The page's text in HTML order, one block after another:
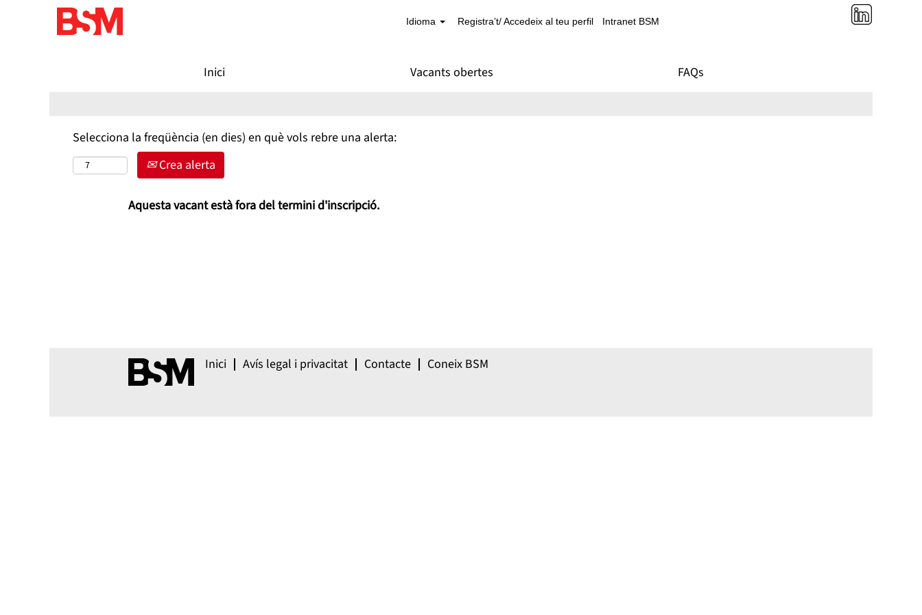
Idioma Registra’t/ Accedeix al teu perfil Intranet BSM
Inici Vacants obertes FAQs
Cerca vacant per paraula clau
Filtra per més opcions de recerca
Selecciona la freqüència (en dies) en què vols rebre una alerta:
Crea alerta
Aquesta vacant està fora del termini d'inscripció.
Inici Avís legal i privacitat Contacte Coneix BSM